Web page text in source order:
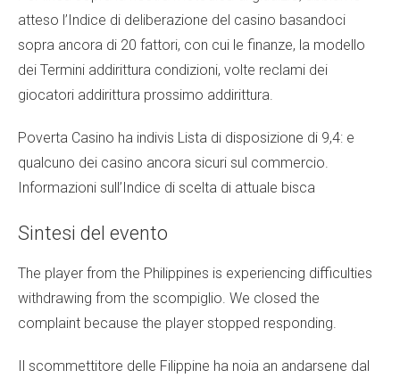
atteso l’Indice di deliberazione del casino basandoci
sopra ancora di 20 fattori, con cui le finanze, la modello
dei Termini addirittura condizioni, volte reclami dei
giocatori addirittura prossimo addirittura.
Poverta Casino ha indivis Lista di disposizione di 9,4: e
qualcuno dei casino ancora sicuri sul commercio.
Informazioni sull’Indice di scelta di attuale bisca
Sintesi del evento
The player from the Philippines is experiencing difficulties
withdrawing from the scompiglio. We closed the
complaint because the player stopped responding.
Il scommettitore delle Filippine ha noia an andarsene dal